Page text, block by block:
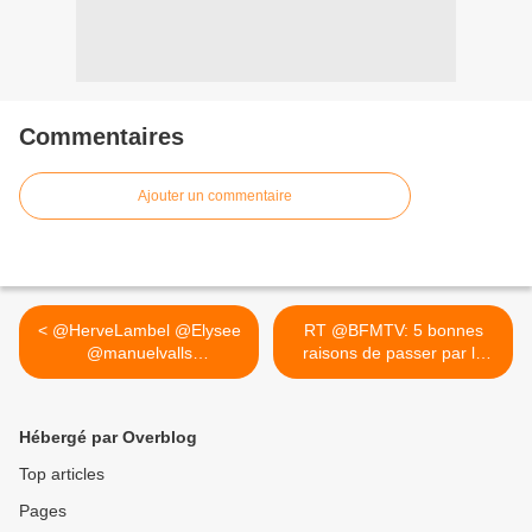
Commentaires
Ajouter un commentaire
< @HerveLambel @Elysee
@manuelvalls
@EmmanuelMacron...
RT @BFMTV: 5 bonnes
raisons de passer par la
case... >
Hébergé par Overblog
Top articles
Pages